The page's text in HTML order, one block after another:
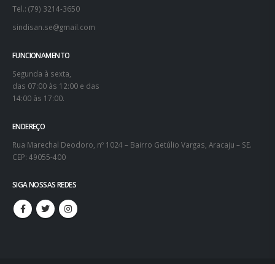
Tel.: (79) 3214-3650
sindisan.se@gmail.com
FUNCIONAMENTO
Segunda à sexta,
das 07:00 às 12:00 e das
14:00 às 17:00.
ENDEREÇO
Rua Marechal Deodoro, nº 1024 – Bairro Getúlio Vargas, Aracaju – SE.
CEP: 49055-400
SIGA NOSSAS REDES